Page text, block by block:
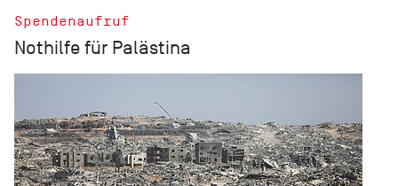
Spendenaufruf
Nothilfe für Palästina